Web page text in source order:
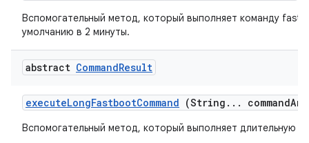
Вспомогательный метод, который выполняет команду
умолчанию в 2 минуты.
abstract CommandResult
executeLongFastbootCommand (String . . . command
Вспомогательный метод, который выполняет длительную